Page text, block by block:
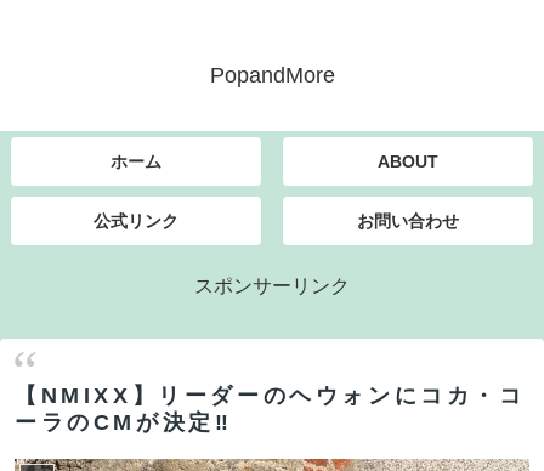
PopandMore
ホーム ABOUT
公式リンク お問い合わせ
スポンサーリンク
【NMIXX】リーダーのヘウォンにコカ・コ
ーラのCMが決定‼